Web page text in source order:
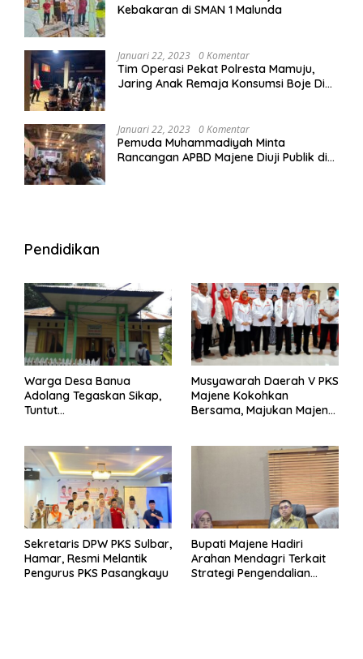
Kebakaran di SMAN 1 Malunda
Januari 22, 2023 0 Komentar
Tim Operasi Pekat Polresta Mamuju,
Jaring Anak Remaja Konsumsi Boje Di
Januari 22, 2023 0 Komentar
Pemuda Muhammadiyah Minta
Rancangan APBD Majene Diuji Publik di
Pendidikan
Warga Desa Banua
Adolang Tegaskan Sikap,
Tuntut
Musyawarah Daerah V PKS
Majene Kokohkan
Bersama, Majukan Majene
Sekretaris DPW PKS Sulbar,
Hamar, Resmi Melantik
Pengurus PKS Pasangkayu
Bupati Majene Hadiri
Arahan Mendagri Terkait
Strategi Pengendalian